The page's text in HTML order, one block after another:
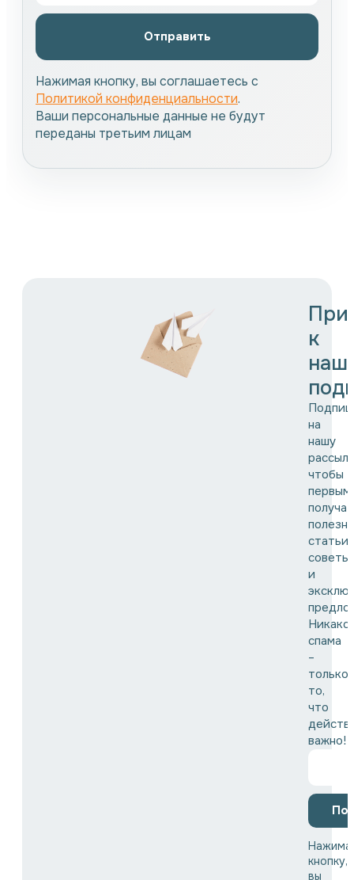
Отправить
Нажимая кнопку, вы соглашаетесь с
Политикой конфиденциальности.
Ваши персональные данные не будут
переданы третьим лицам
к
на
нашу
чтобы
статьи,
советы
и
спама
–
только
то,
что
важно!
кнопку,
вы